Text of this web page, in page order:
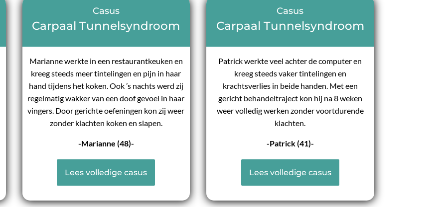
Casus
Carpaal Tunnelsyndroom
Marianne werkte in een restaurantkeuken en
kreeg steeds meer tintelingen en pijn in haar
hand tijdens het koken. Ook ’s nachts werd zij
regelmatig wakker van een doof gevoel in haar
vingers. Door gerichte oefeningen kon zij weer
zonder klachten koken en slapen.
-Marianne (48)-
Lees volledige casus
Casus
Carpaal Tunnelsyndroom
Patrick werkte veel achter de computer en
kreeg steeds vaker tintelingen en
krachtsverlies in beide handen. Met een
gericht behandeltraject kon hij na 8 weken
weer volledig werken zonder voortdurende
klachten.
-Patrick (41)-
Lees volledige casus